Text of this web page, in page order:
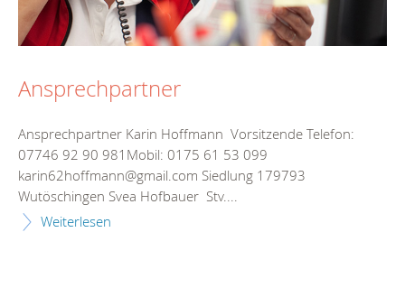
Ansprechpartner
Ansprechpartner Karin Hoffmann Vorsitzende Telefon:
07746 92 90 981Mobil: 0175 61 53 099
karin62hoffmann@gmail.com Siedlung 179793
Wutöschingen Svea Hofbauer Stv....
Weiterlesen